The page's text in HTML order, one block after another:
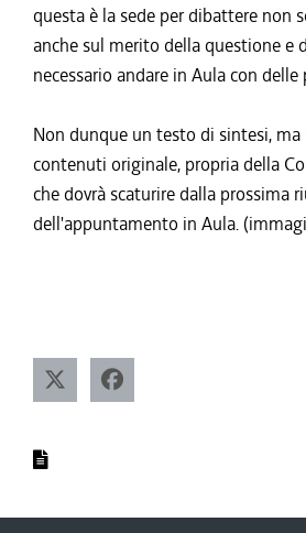
questa è la sede per dibattere non
anche sul merito della questione e
necessario andare in Aula con delle
Non dunque un testo di sintesi,
contenuti originale, propria della
che dovrà scaturire dalla prossima
dell'appuntamento in Aula.